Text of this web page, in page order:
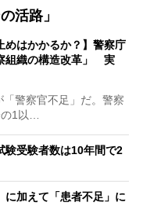
活路」
めはかかるか？】警察庁
組織の構造改革」 実
警察官不足」だ。警察
の1以…
験受験者数は10年間で2
に加えて「患者不足」に